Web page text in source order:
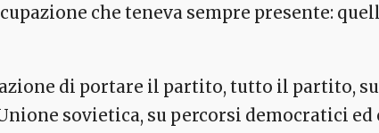
che teneva sempre presente:
di portare il partito, tutto il partito,
sovietica, su percorsi democratici